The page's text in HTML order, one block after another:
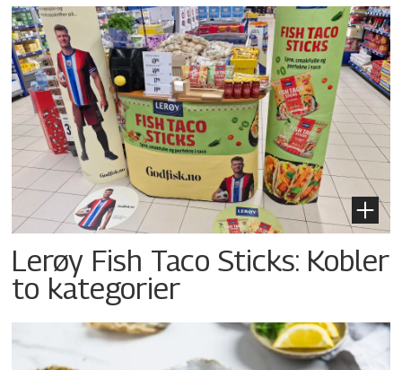
Lerøy Fish Taco Sticks: Kobler
to kategorier